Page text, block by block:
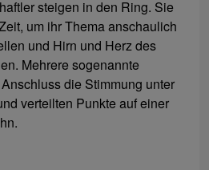
steigen in den Ring. Sie
um ihr Thema anschaulich
und Hirn und Herz des
Mehrere sogenannte
die Stimmung unter
verteilten Punkte auf einer